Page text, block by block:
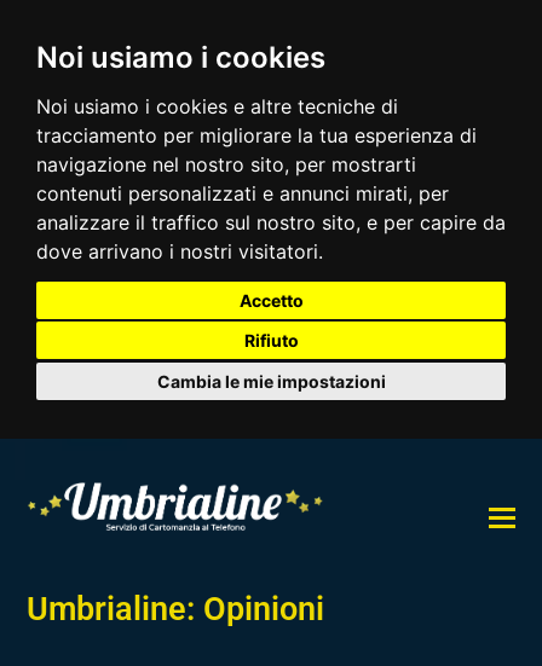
Noi usiamo i cookies
Noi usiamo i cookies e altre tecniche di
tracciamento per migliorare la tua esperienza di
navigazione nel nostro sito, per mostrarti
contenuti personalizzati e annunci mirati, per
analizzare il traffico sul nostro sito, e per capire da
dove arrivano i nostri visitatori.
Accetto
Rifiuto
Cambia le mie impostazioni
Umbrialine: Opinioni